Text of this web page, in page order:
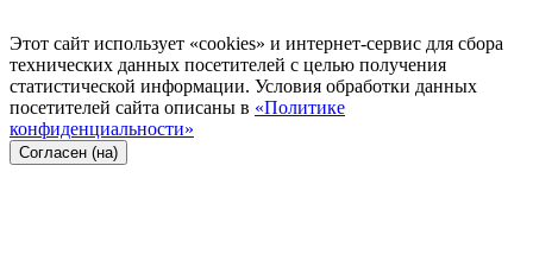
Этот сайт использует «cookies» и интернет-сервис для сбора
технических данных посетителей с целью получения
статистической информации. Условия обработки данных
посетителей сайта описаны в «Политике
конфиденциальности»
Согласен (на)